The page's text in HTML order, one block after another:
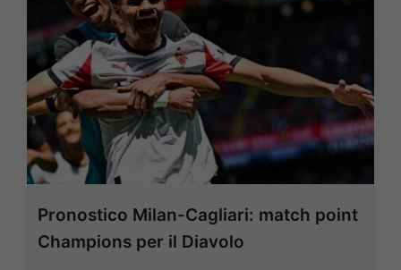
Pronostico Milan-Cagliari: match point
Champions per il Diavolo